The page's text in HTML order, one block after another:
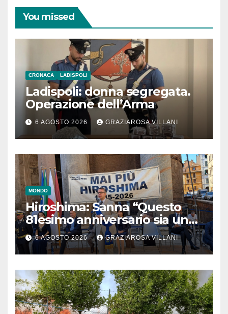
You missed
CRONACA LADISPOLI
Ladispoli: donna segregata.
Operazione dell’Arma
6 AGOSTO 2026 GRAZIAROSA VILLANI
MONDO
Hiroshima: Sanna “Questo
81esimo anniversario sia un
monito per tutti”
6 AGOSTO 2026 GRAZIAROSA VILLANI